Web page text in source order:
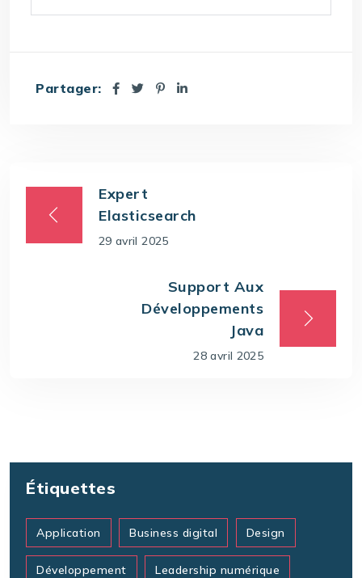
Partager:
Expert
Elasticsearch
29 avril 2025
Support Aux
Développements
Java
28 avril 2025
Étiquettes
Application Business digital Design
Développement Leadership numérique